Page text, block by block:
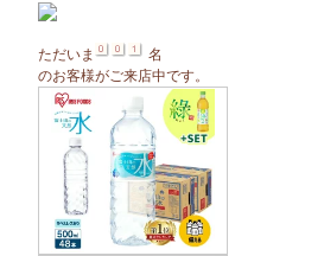
ただいま
名
のお客様がご来店中です。